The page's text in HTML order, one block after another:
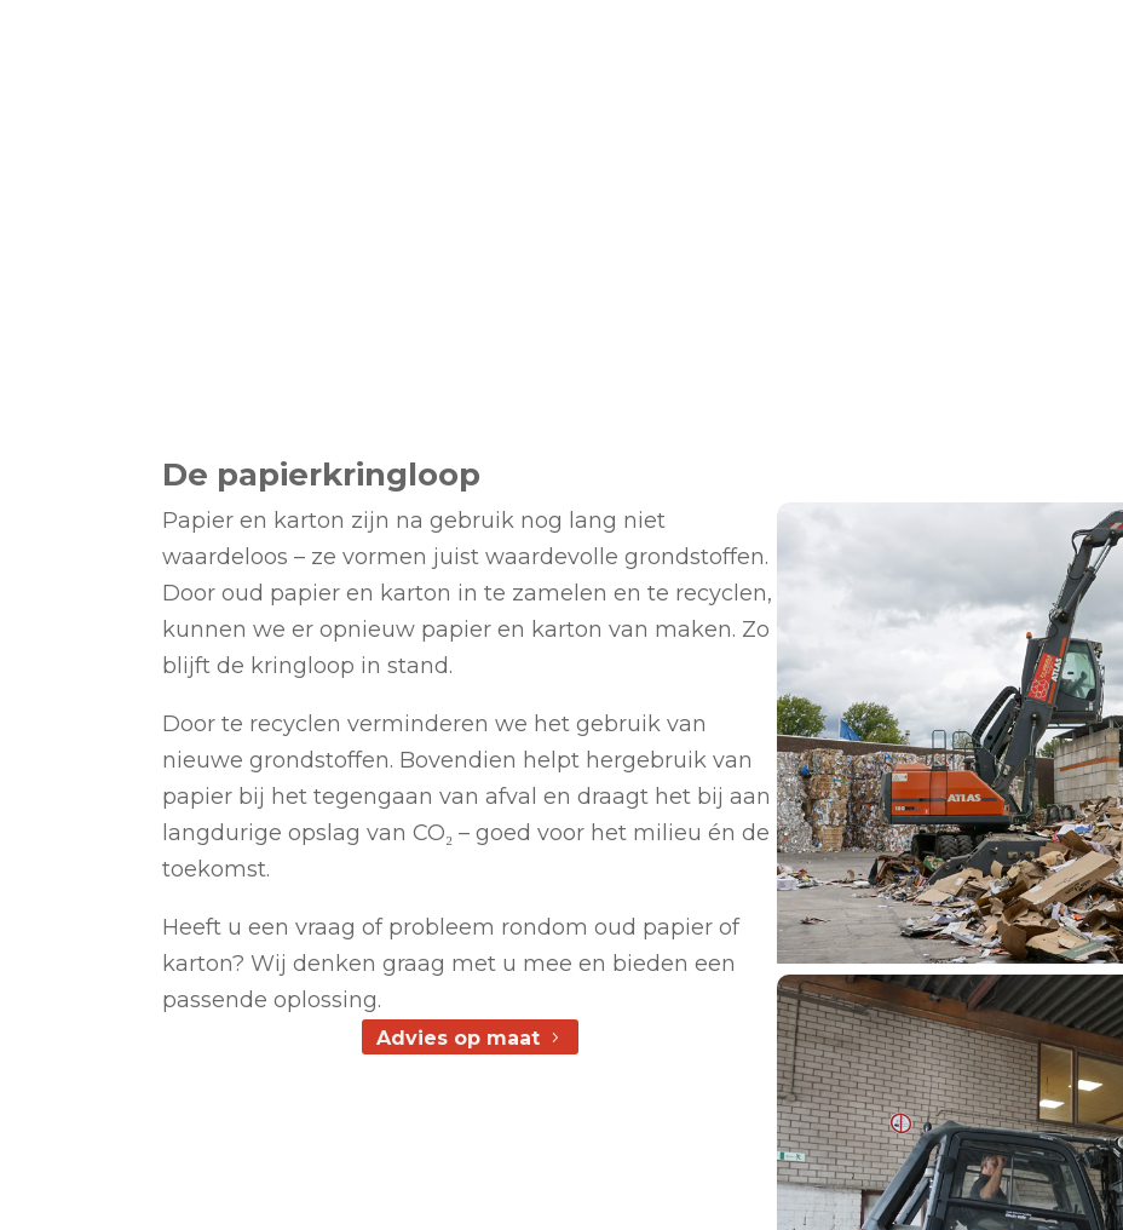
De papierkringloop
Papier en karton zijn na gebruik nog lang niet
waardeloos – ze vormen juist waardevolle grondstoffen.
Door oud papier en karton in te zamelen en te recyclen,
kunnen we er opnieuw papier en karton van maken. Zo
blijft de kringloop in stand.
Door te recyclen verminderen we het gebruik van
nieuwe grondstoffen. Bovendien helpt hergebruik van
papier bij het tegengaan van afval en draagt het bij aan
langdurige opslag van CO₂ – goed voor het milieu én de
toekomst.
Heeft u een vraag of probleem rondom oud papier of
karton? Wij denken graag met u mee en bieden een
passende oplossing.
Advies op maat